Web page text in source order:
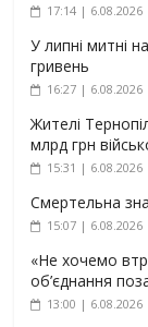
17:14 | 6.08.2026
У липні митні
гривень
16:27 | 6.08.2026
Жителі
млрд грн
15:31 | 6.08.2026
Смертельна
15:07 | 6.08.2026
«Не хочемо
об’єднання
13:00 | 6.08.2026